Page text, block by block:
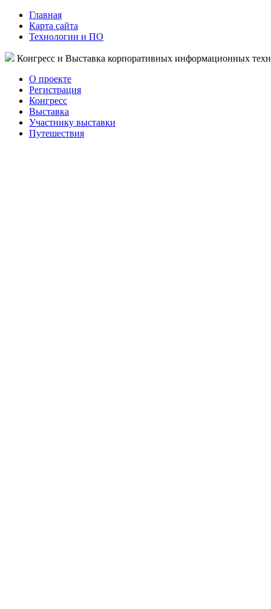
Главная
Карта сайта
Технологии и ПО
Конгресс и Выставка корпоративных информационных
О проекте
Регистрация
Конгресс
Выставка
Участнику выставки
Путешествия